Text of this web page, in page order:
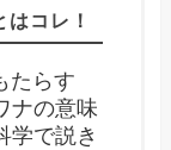
コレ！
たらす
ナの意味
学で説き